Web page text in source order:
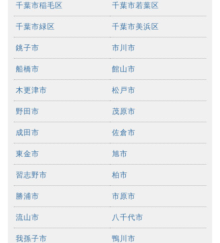
千葉市稲毛区 千葉市若葉区
千葉市緑区 千葉市美浜区
銚子市 市川市
船橋市 館山市
木更津市 松戸市
野田市 茂原市
成田市 佐倉市
東金市 旭市
習志野市 柏市
勝浦市 市原市
流山市 八千代市
我孫子市 鴨川市